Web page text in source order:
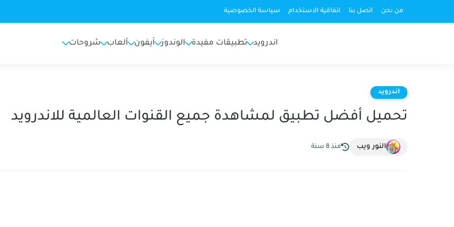
من نحن اتصل بنا اتفاقية الاستخدام سياسة الخصوصية
اندرويد تطبيقات مفيدة الوندوز اَيفون ألعاب شروحات
اندرويد
تحميل أفضل تطبيق لمشاهدة جميع القنوات العالمية للاندرويد
النور ويب منذ 8 سنة